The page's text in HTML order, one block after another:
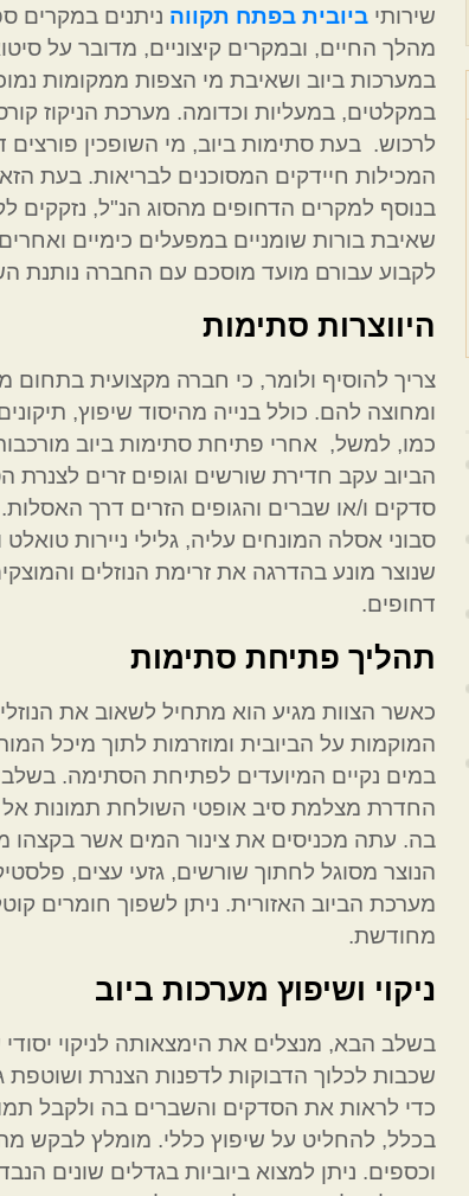
שירותי ביובית בפתח תקווה ניתנים במקרים
מהלך החיים, ובמקרים קיצוניים, מדובר על
במערכות ביוב ושאיבת מי הצפות ממקומות
במקלטים, במעליות וכדומה. מערכת הניקוז
לרכוש. בעת סתימות ביוב, מי השופכין פורצים
המכילות חיידקים המסוכנים לבריאות. בעת
בנוסף למקרים הדחופים מהסוג הנ"ל, נזקקים
שאיבת בורות שומניים במפעלים כימיים
לקבוע עבורם מועד מוסכם עם החברה נותנת
היווצרות סתימות
צריך להוסיף ולומר, כי חברה מקצועית בתחום
ומחוצה להם. כולל בנייה מהיסוד שיפוץ,
כמו, למשל, אחרי פתיחת סתימות ביוב
הביוב עקב חדירת שורשים וגופים זרים לצנרת
סדקים ו/או שברים והגופים הזרים דרך האסלות.
סבוני אסלה המונחים עליה, גלילי ניירות
שנוצר מונע בהדרגה את זרימת הנוזלים
דחופים.
תהליך פתיחת סתימות
כאשר הצוות מגיע הוא מתחיל לשאוב את
המוקמות על הביובית ומוזרמות לתוך מיכל
במים נקיים המיועדים לפתיחת הסתימה.
החדרת מצלמת סיב אופטי השולחת תמונות אל
בה. עתה מכניסים את צינור המים אשר בקצהו
הנוצר מסוגל לחתוך שורשים, גזעי עצים,
מערכת הביוב האזורית. ניתן לשפוך חומרים
מחודשת.
ניקוי ושיפוץ מערכות ביוב
בשלב הבא, מנצלים את הימצאותה לניקוי
שכבות לכלוך הדבוקות לדפנות הצנרת
כדי לראות את הסדקים והשברים בה ולקבל
בכלל, להחליט על שיפוץ כללי. מומלץ לבקש
וכספים. ניתן למצוא ביוביות בגדלים שונים